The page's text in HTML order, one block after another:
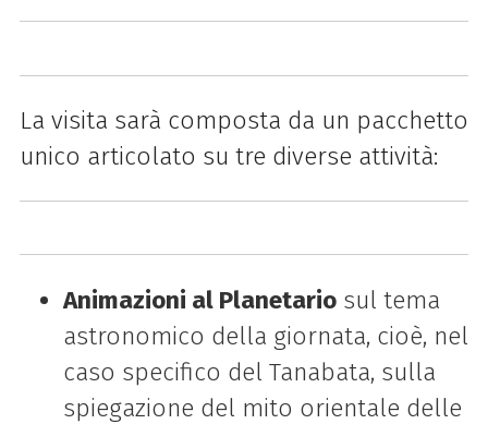
La visita sarà composta da un pacchetto
unico articolato su tre diverse attività:
Animazioni al Planetario sul tema
astronomico della giornata, cioè, nel
caso specifico del Tanabata, sulla
spiegazione del mito orientale delle